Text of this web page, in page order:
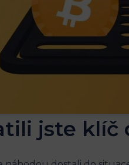
jste klíč